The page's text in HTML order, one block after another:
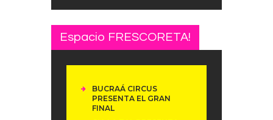
Espacio FRESCORETA!
BUCRAÁ CIRCUS
PRESENTA EL GRAN
FINAL